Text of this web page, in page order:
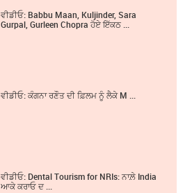
ਵੀਡੀਓ: Babbu Maan, Kuljinder, Sara
Gurpal, Gurleen Chopra ਹੋਏ ਇੱਕਠ ...
ਵੀਡੀਓ: ਕੰਗਨਾ ਰਣੌਤ ਦੀ ਫ਼ਿਲਮ ਨੂੰ ਲੈਕੇ M ...
ਵੀਡੀਓ: Dental Tourism for NRIs: ਨਾਲ਼ੇ India
ਆਕੇ ਕਰਾਓ ਦ ...